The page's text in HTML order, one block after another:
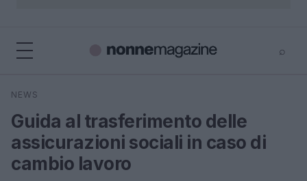
⌕
Cerca
NEWS
Guida al trasferimento delle
assicurazioni sociali in caso di
cambio lavoro